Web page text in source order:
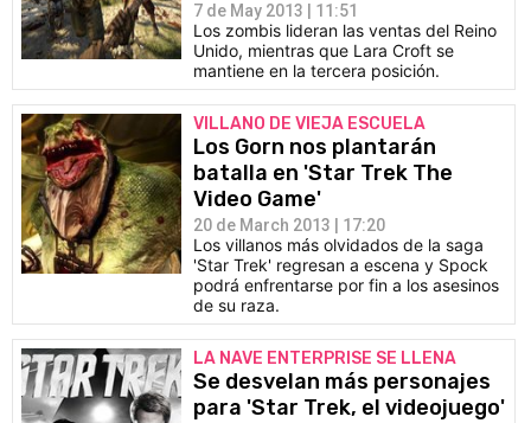
7 de May 2013 | 11:51
Los zombis lideran las ventas del Reino
Unido, mientras que Lara Croft se
mantiene en la tercera posición.
VILLANO DE VIEJA ESCUELA
Los Gorn nos plantarán
batalla en 'Star Trek The
Video Game'
20 de March 2013 | 17:20
Los villanos más olvidados de la saga
'Star Trek' regresan a escena y Spock
podrá enfrentarse por fin a los asesinos
de su raza.
LA NAVE ENTERPRISE SE LLENA
Se desvelan más personajes
para 'Star Trek, el videojuego'